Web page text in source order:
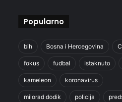
Popularno
bih Bosna i Hercegovina
fokus fudbal istaknuto
kameleon koronavirus
milorad dodik policija